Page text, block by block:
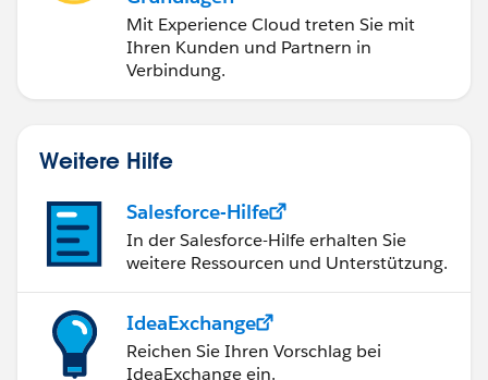
Mit Experience Cloud treten Sie mit
Ihren Kunden und Partnern in
Verbindung.
Weitere Hilfe
Salesforce-Hilfe
In der Salesforce-Hilfe erhalten Sie
weitere Ressourcen und Unterstützung.
IdeaExchange
Reichen Sie Ihren Vorschlag bei
IdeaExchange ein.